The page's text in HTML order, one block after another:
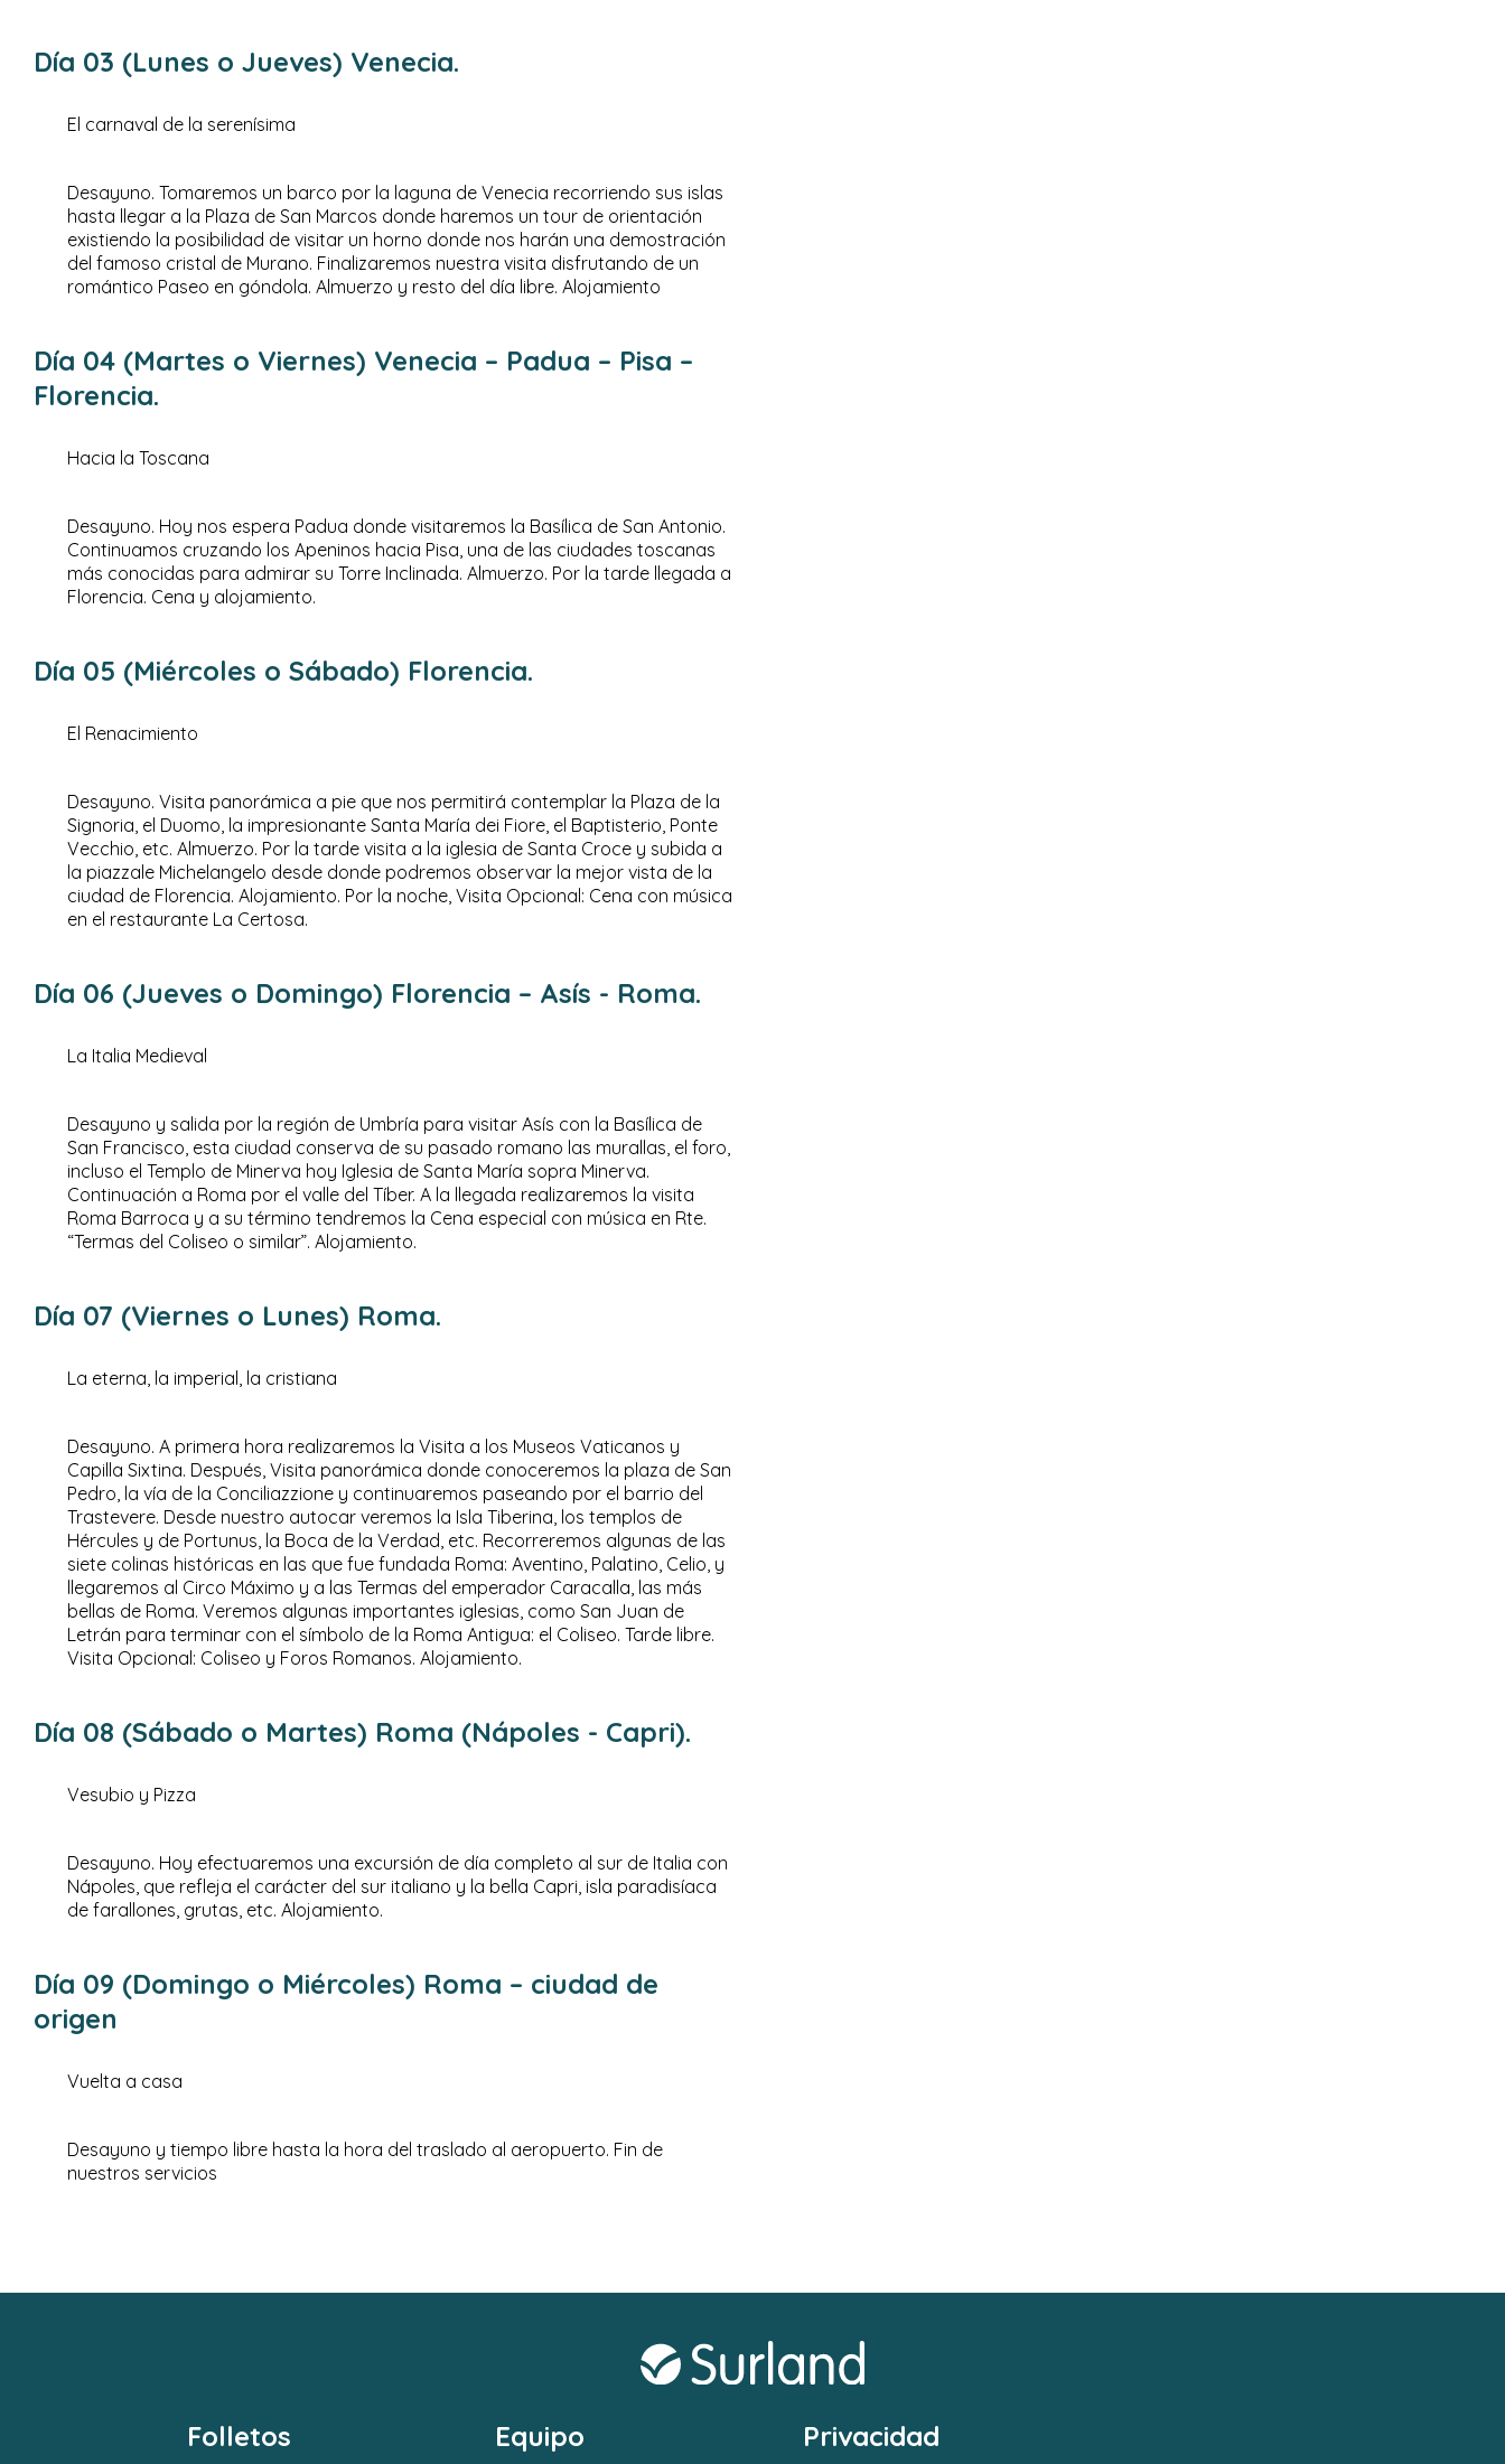
Día 03 (Lunes o Jueves) Venecia.
El carnaval de la serenísima
Desayuno. Tomaremos un barco por la laguna de Venecia recorriendo sus islas
hasta llegar a la Plaza de San Marcos donde haremos un tour de orientación
existiendo la posibilidad de visitar un horno donde nos harán una demostración
del famoso cristal de Murano. Finalizaremos nuestra visita disfrutando de un
romántico Paseo en góndola. Almuerzo y resto del día libre. Alojamiento
Día 04 (Martes o Viernes) Venecia – Padua – Pisa –
Florencia.
Hacia la Toscana
Desayuno. Hoy nos espera Padua donde visitaremos la Basílica de San Antonio.
Continuamos cruzando los Apeninos hacia Pisa, una de las ciudades toscanas
más conocidas para admirar su Torre Inclinada. Almuerzo. Por la tarde llegada a
Florencia. Cena y alojamiento.
Día 05 (Miércoles o Sábado) Florencia.
El Renacimiento
Desayuno. Visita panorámica a pie que nos permitirá contemplar la Plaza de la
Signoria, el Duomo, la impresionante Santa María dei Fiore, el Baptisterio, Ponte
Vecchio, etc. Almuerzo. Por la tarde visita a la iglesia de Santa Croce y subida a
la piazzale Michelangelo desde donde podremos observar la mejor vista de la
ciudad de Florencia. Alojamiento. Por la noche, Visita Opcional: Cena con música
en el restaurante La Certosa.
Día 06 (Jueves o Domingo) Florencia – Asís - Roma.
La Italia Medieval
Desayuno y salida por la región de Umbría para visitar Asís con la Basílica de
San Francisco, esta ciudad conserva de su pasado romano las murallas, el foro,
incluso el Templo de Minerva hoy Iglesia de Santa María sopra Minerva.
Continuación a Roma por el valle del Tíber. A la llegada realizaremos la visita
Roma Barroca y a su término tendremos la Cena especial con música en Rte.
“Termas del Coliseo o similar”. Alojamiento.
Día 07 (Viernes o Lunes) Roma.
La eterna, la imperial, la cristiana
Desayuno. A primera hora realizaremos la Visita a los Museos Vaticanos y
Capilla Sixtina. Después, Visita panorámica donde conoceremos la plaza de San
Pedro, la vía de la Conciliazzione y continuaremos paseando por el barrio del
Trastevere. Desde nuestro autocar veremos la Isla Tiberina, los templos de
Hércules y de Portunus, la Boca de la Verdad, etc. Recorreremos algunas de las
siete colinas históricas en las que fue fundada Roma: Aventino, Palatino, Celio, y
llegaremos al Circo Máximo y a las Termas del emperador Caracalla, las más
bellas de Roma. Veremos algunas importantes iglesias, como San Juan de
Letrán para terminar con el símbolo de la Roma Antigua: el Coliseo. Tarde libre.
Visita Opcional: Coliseo y Foros Romanos. Alojamiento.
Día 08 (Sábado o Martes) Roma (Nápoles - Capri).
Vesubio y Pizza
Desayuno. Hoy efectuaremos una excursión de día completo al sur de Italia con
Nápoles, que refleja el carácter del sur italiano y la bella Capri, isla paradisíaca
de farallones, grutas, etc. Alojamiento.
Día 09 (Domingo o Miércoles) Roma – ciudad de
origen
Vuelta a casa
Desayuno y tiempo libre hasta la hora del traslado al aeropuerto. Fin de
nuestros servicios
Folletos Equipo Privacidad